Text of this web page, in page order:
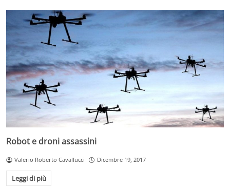
Robot e droni assassini
Valerio Roberto Cavallucci Dicembre 19, 2017
Leggi di più